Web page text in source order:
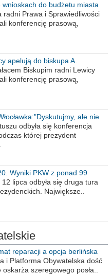
wnioskach do budżetu miasta
radni Prawa i Sprawiedliwości
konferencję prasową,
apelują do biskupa A.
Biskupim radni Lewicy
konferencję prasową,
ale nie
odbyła się konferencja
której prezydent
Wyniki PKW z ponad 99
lipca odbyła się druga tura
Największe..
reparacji a opcja berlińska
i Platforma Obywatelska dość
oskarża szeregowego posła..